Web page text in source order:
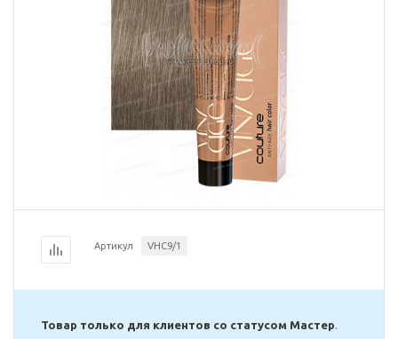
Артикул VHC9/1
Товар только для клиентов со статусом Мастер.